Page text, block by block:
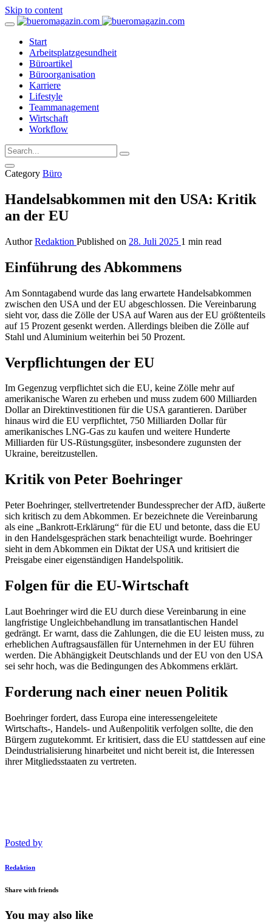
Skip to content
Start
Arbeitsplatzgesundheit
Büroartikel
Büroorganisation
Karriere
Lifestyle
Teammanagement
Wirtschaft
Workflow
Category Büro
Handelsabkommen mit den USA: Kritik
an der EU
Author Redaktion Published on 28. Juli 2025 1 min read
Einführung des Abkommens
Am Sonntagabend wurde das lang erwartete Handelsabkommen
zwischen den USA und der EU abgeschlossen. Die Vereinbarung
sieht vor, dass die Zölle der USA auf Waren aus der EU größtenteils
auf 15 Prozent gesenkt werden. Allerdings bleiben die Zölle auf
Stahl und Aluminium weiterhin bei 50 Prozent.
Verpflichtungen der EU
Im Gegenzug verpflichtet sich die EU, keine Zölle mehr auf
amerikanische Waren zu erheben und muss zudem 600 Milliarden
Dollar an Direktinvestitionen für die USA garantieren. Darüber
hinaus wird die EU verpflichtet, 750 Milliarden Dollar für
amerikanisches LNG-Gas zu kaufen und weitere Hunderte
Milliarden für US-Rüstungsgüter, insbesondere zugunsten der
Ukraine, bereitzustellen.
Kritik von Peter Boehringer
Peter Boehringer, stellvertretender Bundessprecher der AfD, äußerte
sich kritisch zu dem Abkommen. Er bezeichnete die Vereinbarung
als eine „Bankrott-Erklärung“ für die EU und betonte, dass die EU
in den Handelsgesprächen stark benachteiligt wurde. Boehringer
sieht in dem Abkommen ein Diktat der USA und kritisiert die
Preisgabe einer eigenständigen Handelspolitik.
Folgen für die EU-Wirtschaft
Laut Boehringer wird die EU durch diese Vereinbarung in eine
langfristige Ungleichbehandlung im transatlantischen Handel
gedrängt. Er warnt, dass die Zahlungen, die die EU leisten muss, zu
erheblichen Auftragsausfällen für Unternehmen in der EU führen
werden. Die Abhängigkeit Deutschlands und der EU von den USA
sei sehr hoch, was die Bedingungen des Abkommens erklärt.
Forderung nach einer neuen Politik
Boehringer fordert, dass Europa eine interessengeleitete
Wirtschafts-, Handels- und Außenpolitik verfolgen sollte, die den
Bürgern zugutekommt. Er kritisiert, dass die EU stattdessen auf eine
Deindustrialisierung hinarbeitet und nicht bereit ist, die Interessen
ihrer Mitgliedsstaaten zu vertreten.
Posted by
Redaktion
Share with friends
You may also like